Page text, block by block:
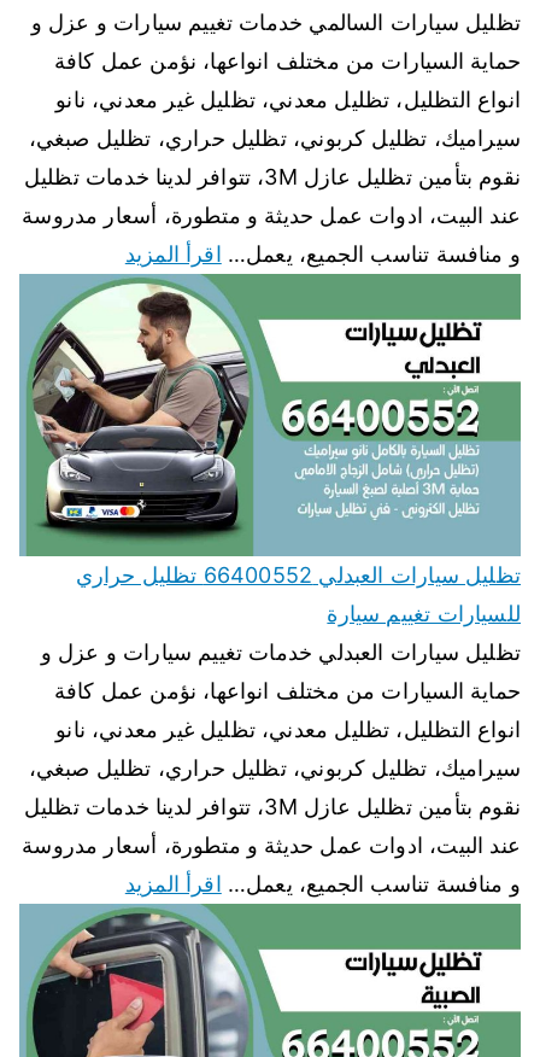
تظليل سيارات السالمي خدمات تغييم سيارات و عزل و
حماية السيارات من مختلف انواعها، نؤمن عمل كافة
انواع التظليل، تظليل معدني، تظليل غير معدني، نانو
سيراميك، تظليل كربوني، تظليل حراري، تظليل صبغي،
نقوم بتأمين تظليل عازل 3M، تتوافر لدينا خدمات تظليل
عند البيت، ادوات عمل حديثة و متطورة، أسعار مدروسة
و منافسة تناسب الجميع، يعمل… اقرأ المزيد
تظليل سيارات العبدلي 66400552 تظليل حراري
للسيارات تغييم سيارة
تظليل سيارات العبدلي خدمات تغييم سيارات و عزل و
حماية السيارات من مختلف انواعها، نؤمن عمل كافة
انواع التظليل، تظليل معدني، تظليل غير معدني، نانو
سيراميك، تظليل كربوني، تظليل حراري، تظليل صبغي،
نقوم بتأمين تظليل عازل 3M، تتوافر لدينا خدمات تظليل
عند البيت، ادوات عمل حديثة و متطورة، أسعار مدروسة
و منافسة تناسب الجميع، يعمل… اقرأ المزيد